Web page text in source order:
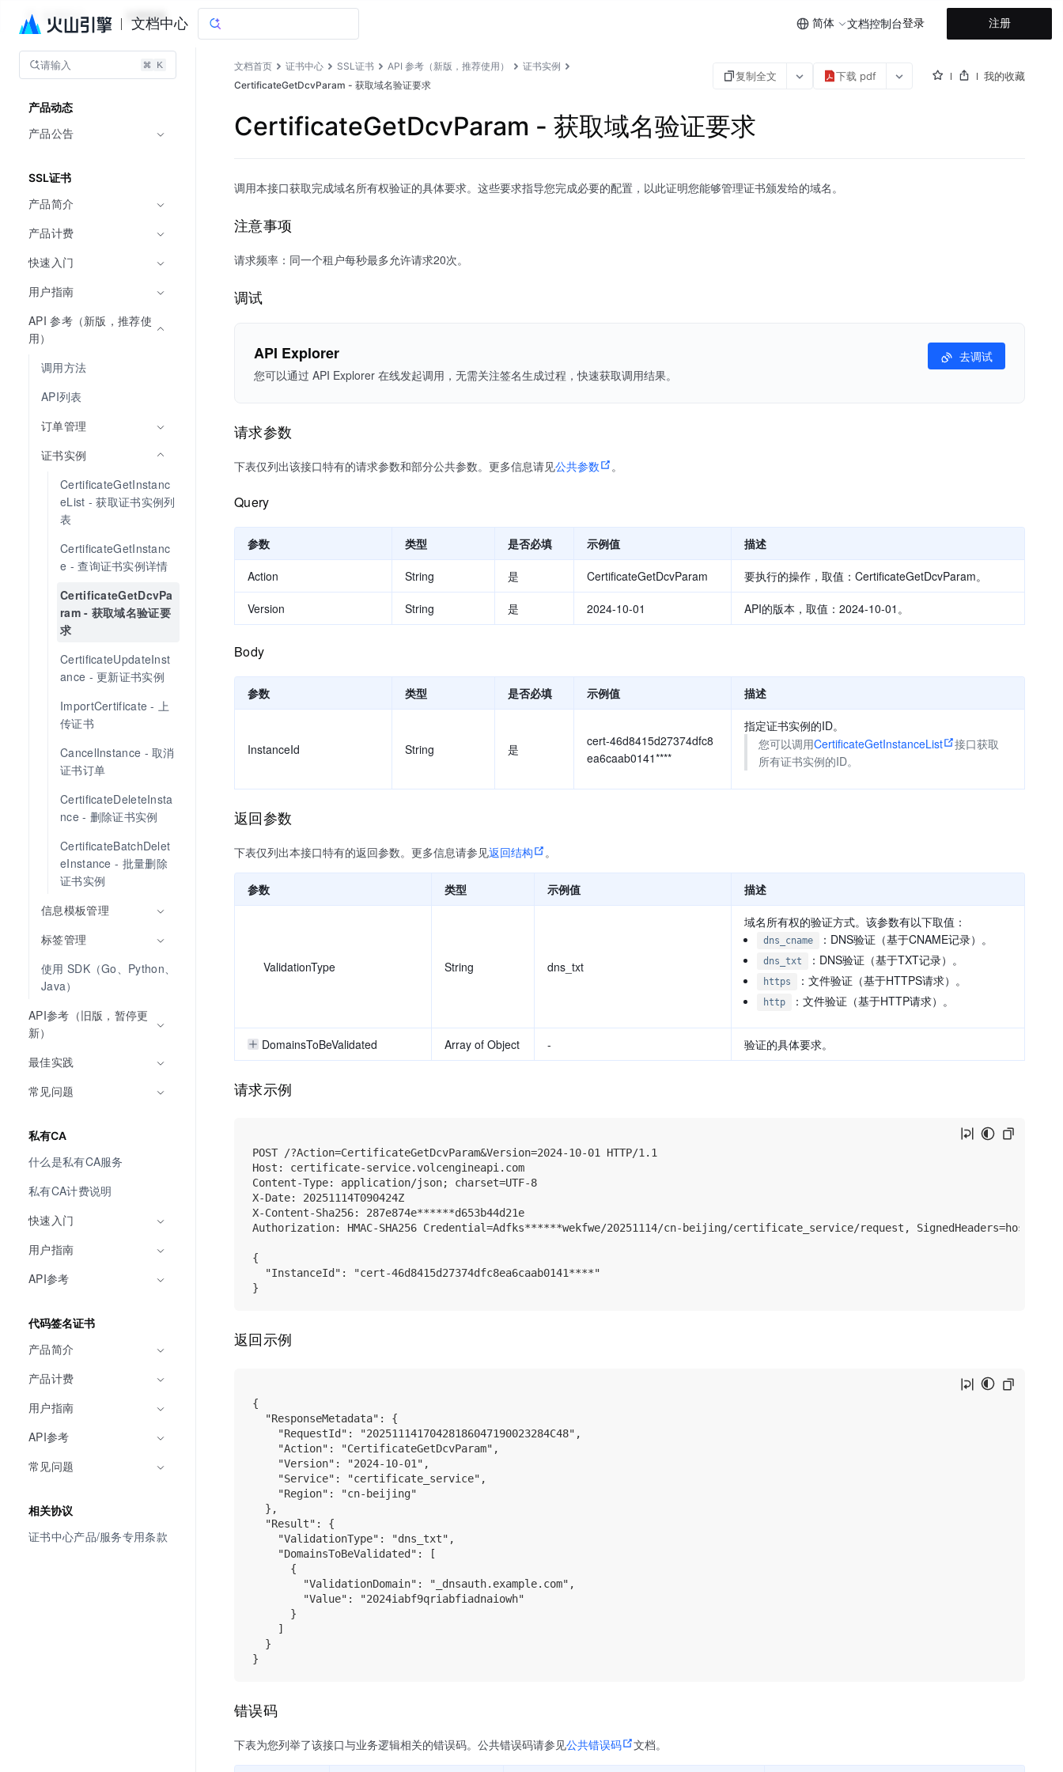
文档中心 简体 文档控制台登录 注册
证书中心 文档指南
请输入
产品动态
产品公告
SSL证书
产品简介
产品计费
快速入门
用户指南
API 参考（新版，推荐使
用）
调用方法
API列表
订单管理
证书实例
CertificateGetInstanc
eList - 获取证书实例列
表
CertificateGetInstanc
e - 查询证书实例详情
CertificateGetDcvPa
ram - 获取域名验证要
求
CertificateUpdateInst
ance - 更新证书实例
ImportCertificate - 上
传证书
CancelInstance - 取消
证书订单
CertificateDeleteInsta
nce - 删除证书实例
CertificateBatchDelet
eInstance - 批量删除
证书实例
信息模板管理
标签管理
使用 SDK（Go、Python、
Java）
API参考（旧版，暂停更
新）
最佳实践
常见问题
私有CA
什么是私有CA服务
私有CA计费说明
快速入门
用户指南
API参考
代码签名证书
产品简介
产品计费
用户指南
API参考
常见问题
相关协议
证书中心产品/服务专用条款
文档首页 证书中心 SSL证书 API 参考（新版，推荐使用）
证书实例
CertificateGetDcvParam - 获取域名验证要求
复制全文 下载 pdf 我的收藏
CertificateGetDcvParam - 获取域名验证要求
调用本接口获取完成域名所有权验证的具体要求。这些要求指导您完成必要的配置，以此证明您能够管理证书颁发给的域名。
注意事项
请求频率：同一个租户每秒最多允许请求20次。
调试
API Explorer
您可以通过 API Explorer 在线发起调用，无需关注签名生成过程，快速获取调用结果。
去调试
请求参数
下表仅列出该接口特有的请求参数和部分公共参数。更多信息请见公共参数 。
Query
参数 类型 是否必填 示例值 描述
Action String 是 CertificateGetDcvParam 要执行的操作，取值：CertificateGetDcvParam。
Version String 是 2024-10-01 API的版本，取值：2024-10-01。
Body
参数 类型 是否必填 示例值 描述
InstanceId String 是
cert-46d8415d27374dfc8
ea6caab0141****
指定证书实例的ID。
您可以调用CertificateGetInstanceList
接口获取
所有证书实例的ID。
返回参数
下表仅列出本接口特有的返回参数。更多信息请参见返回结构 。
参数 类型 示例值 描述
ValidationType String dns_txt
域名所有权的验证方式。该参数有以下取值：
dns_cname ：DNS验证（基于CNAME记录）。
dns_txt ：DNS验证（基于TXT记录）。
https ：文件验证（基于HTTPS请求）。
http ：文件验证（基于HTTP请求）。
DomainsToBeValidated Array of Object - 验证的具体要求。
请求示例
POST /?Action=CertificateGetDcvParam&Version=2024-10-01 HTTP/1.1
Host: certificate-service.volcengineapi.com
Content-Type: application/json; charset=UTF-8
X-Date: 20251114T090424Z
X-Content-Sha256: 287e874e******d653b44d21e
Authorization: HMAC-SHA256 Credential=Adfks******wekfwe/20251114/cn-beijing/certificate_service/request, SignedHeaders=host;x-
{
  "InstanceId": "cert-46d8415d27374dfc8ea6caab0141****"
返回示例
{
  "ResponseMetadata": {
    "RequestId": "20251114170428186047190023284C48",
    "Action": "CertificateGetDcvParam",
    "Version": "2024-10-01",
    "Service": "certificate_service",
    "Region": "cn-beijing"
  },
  "Result": {
    "ValidationType": "dns_txt",
    "DomainsToBeValidated": [
      {
        "ValidationDomain": "_dnsauth.example.com",
        "Value": "2024iabf9qriabfiadnaiowh"
      }
    ]
  }
错误码
下表为您列举了该接口与业务逻辑相关的错误码。公共错误码请参见公共错误码 文档。